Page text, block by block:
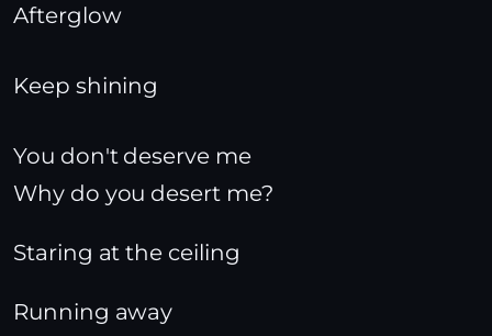
Afterglow
Keep shining
You don't deserve me
Why do you desert me?
Staring at the ceiling
Running away